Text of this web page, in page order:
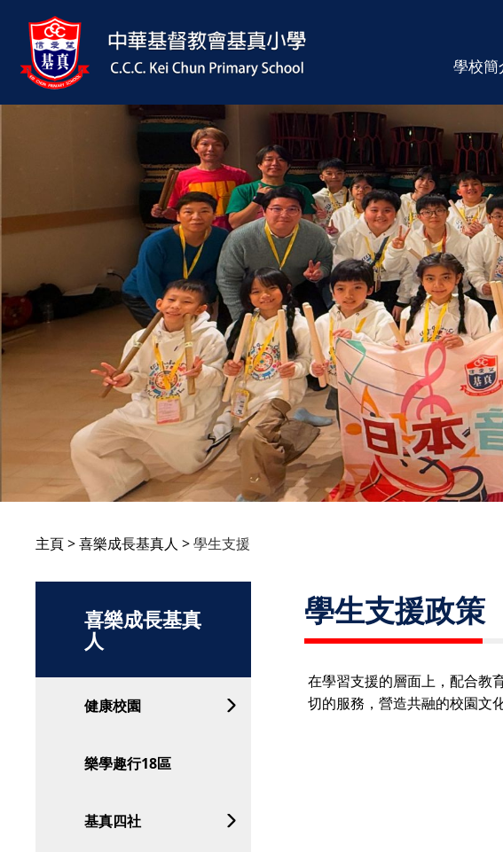
學校簡
主頁 喜樂成長基真人 學生支援
喜樂成長基真
人
健康校園
樂學趣行18區
基真四社
學生支援政策
在學習支援的層面上，配合教
切的服務，營造共融的校園文